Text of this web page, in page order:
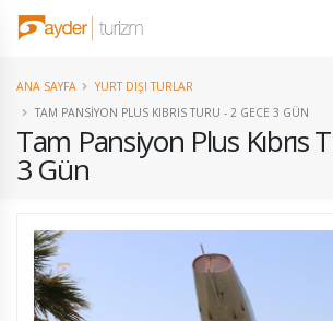
Tam Pansiyon Plus Kıbrıs
3 Gün
ANA SAYFA
YURT DIŞI TURLAR
TAM PANSIYON PLUS KIBRIS TURU - 2 GECE 3 GÜN